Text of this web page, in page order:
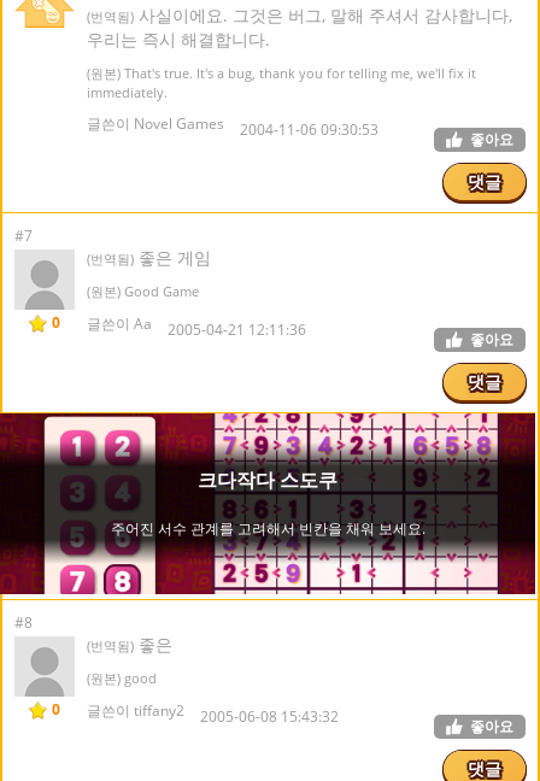
(번역됨) 사실이에요. 그것은 버그, 말해 주셔서 감사합니다,
우리는 즉시 해결합니다.
(원본) That's true. It's a bug, thank you for telling me, we'll fix it
immediately.
글쓴이 Novel Games 2004-11-06 09:30:53 좋아요
댓글
#7
0
(번역됨) 좋은 게임
(원본) Good Game
글쓴이 Aa 2005-04-21 12:11:36 좋아요
댓글
#8
0
(번역됨) 좋은
(원본) good
글쓴이 tiffany2 2005-06-08 15:43:32 좋아요
댓글